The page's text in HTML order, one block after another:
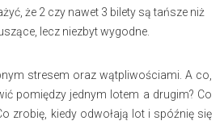
że 2 czy nawet 3 bilety są tańsze niż
lecz niezbyt wygodne.
stresem oraz wątpliwościami. A co,
pomiędzy jednym lotem a drugim? Co
zrobię, kiedy odwołają lot i spóźnię się